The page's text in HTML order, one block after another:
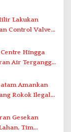
Lakukan
Control Valve,
Hingga
Air Terganggu
Amankan
Rokok Ilegal
Gesekan
Tim